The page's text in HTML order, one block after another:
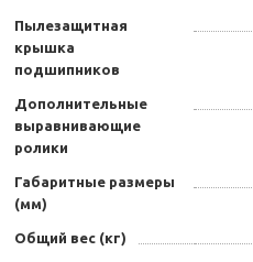
Пылезащитная
крышка
подшипников
Дополнительные
выравнивающие
ролики
Габаритные размеры
(мм)
Общий вес (кг)